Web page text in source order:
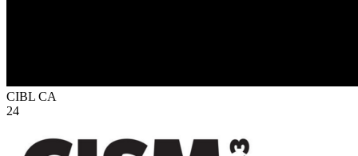
CIBL CA
24